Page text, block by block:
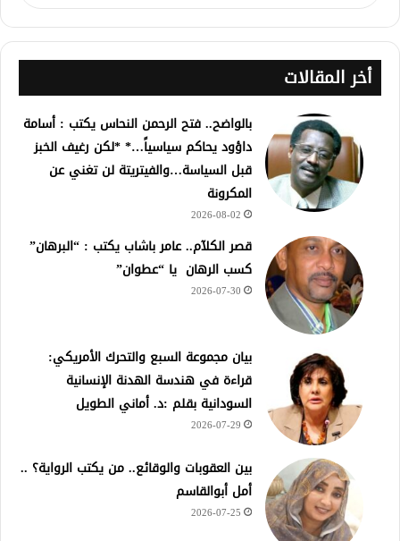
أخر المقالات
بالواضح.. فتح الرحمن النحاس يكتب : أسامة
داؤود يحاكم سياسياً…* *لكن رغيف الخبز
قبل السياسة…والفيتريتة لن تغني عن
المكرونة
2026-08-02
قصر الكلآم.. عامر باشاب يكتب : “البرهان”
كسب الرهان يا “عطوان”
2026-07-30
بيان مجموعة السبع والتحرك الأمريكي:
قراءة في هندسة الهدنة الإنسانية
السودانية بقلم :د. أماني الطويل
2026-07-29
بين العقوبات والوقائع.. من يكتب الرواية؟ ..
أمل أبوالقاسم
2026-07-25